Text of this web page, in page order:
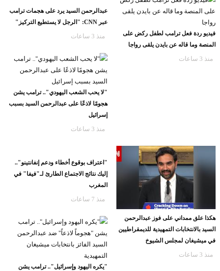
فيديو ردة فعل ترامب لطفل ركض على
المنصة وما قاله عن بايدن يلقى رواجا
منذ 3 ساعات
عبدالرحمن السيد يرد على هجمات ترامب
عبر CNN: "الرجل لا يستطيع التركيز"
منذ 3 ساعات
"لا يحب الشعب اليهودي".. ترامب يشن
هجومًا لاذعًا على عبدالرحمن السيد بسبب
إسرائيل
منذ 3 ساعات
هكذا علق ممداني على فوز عبدالرحمن
السيد بالانتخابات التمهيدية للديمقراطيين
في ميشيغان لمجلس الشيوخ
منذ 3 ساعات
"اعتراف بوقوع أخطاء ودعم إنفانتينو"..
إليك نتائج الاجتماع الطارئ لـ"فيفا" في
المغرب
منذ 7 ساعات
"يكره اليهود وإسرائيل".. ترامب يشن